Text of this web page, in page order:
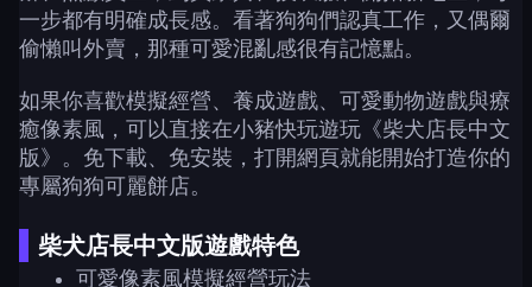
一步都有明確成長感。看著狗狗們認真工作，又偶爾
偷懶叫外賣，那種可愛混亂感很有記憶點。
如果你喜歡模擬經營、養成遊戲、可愛動物遊戲與療
癒像素風，可以直接在小豬快玩遊玩《柴犬店長中文
版》。免下載、免安裝，打開網頁就能開始打造你的
專屬狗狗可麗餅店。
柴犬店長中文版遊戲特色
可愛像素風模擬經營玩法